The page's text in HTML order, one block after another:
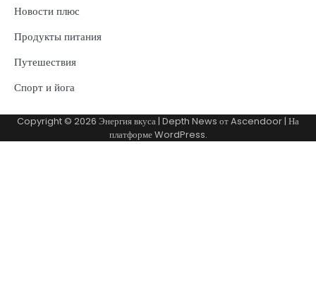
Новости плюс
Продукты питания
Путешествия
Спорт и йога
Copyright © 2026 Энергия вкуса| Depth News отAscendoor| На
платформеWordPress.